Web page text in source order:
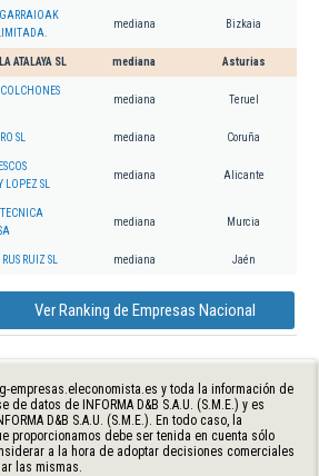
mediana Bizkaia
ATALAYA SL mediana Asturias
COLCHONES
mediana Teruel
SL mediana Coruña
SL
mediana Alicante
mediana Murcia
RUIZ SL mediana Jaén
Ver Ranking de Empresas Nacional
empresas.eleconomista.es y toda la información de
datos de INFORMA D&B S.A.U. (S.M.E.) y es
D&B S.A.U. (S.M.E.). En todo caso, la
proporcionamos debe ser tenida en cuenta sólo
a la hora de adoptar decisiones comerciales
las mismas.